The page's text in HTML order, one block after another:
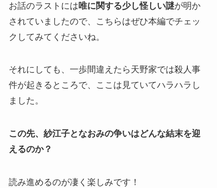
お話のラストには唯に関する少し怪しい謎が明か
されていましたので、こちらはぜひ本編でチェッ
クしてみてくださいね。
それにしても、一歩間違えたら天野家では殺人事
件が起きるところで、ここは見ていてハラハラし
ました。
この先、紗江子となおみの争いはどんな結末を迎
えるのか？
読み進めるのが凄く楽しみです！